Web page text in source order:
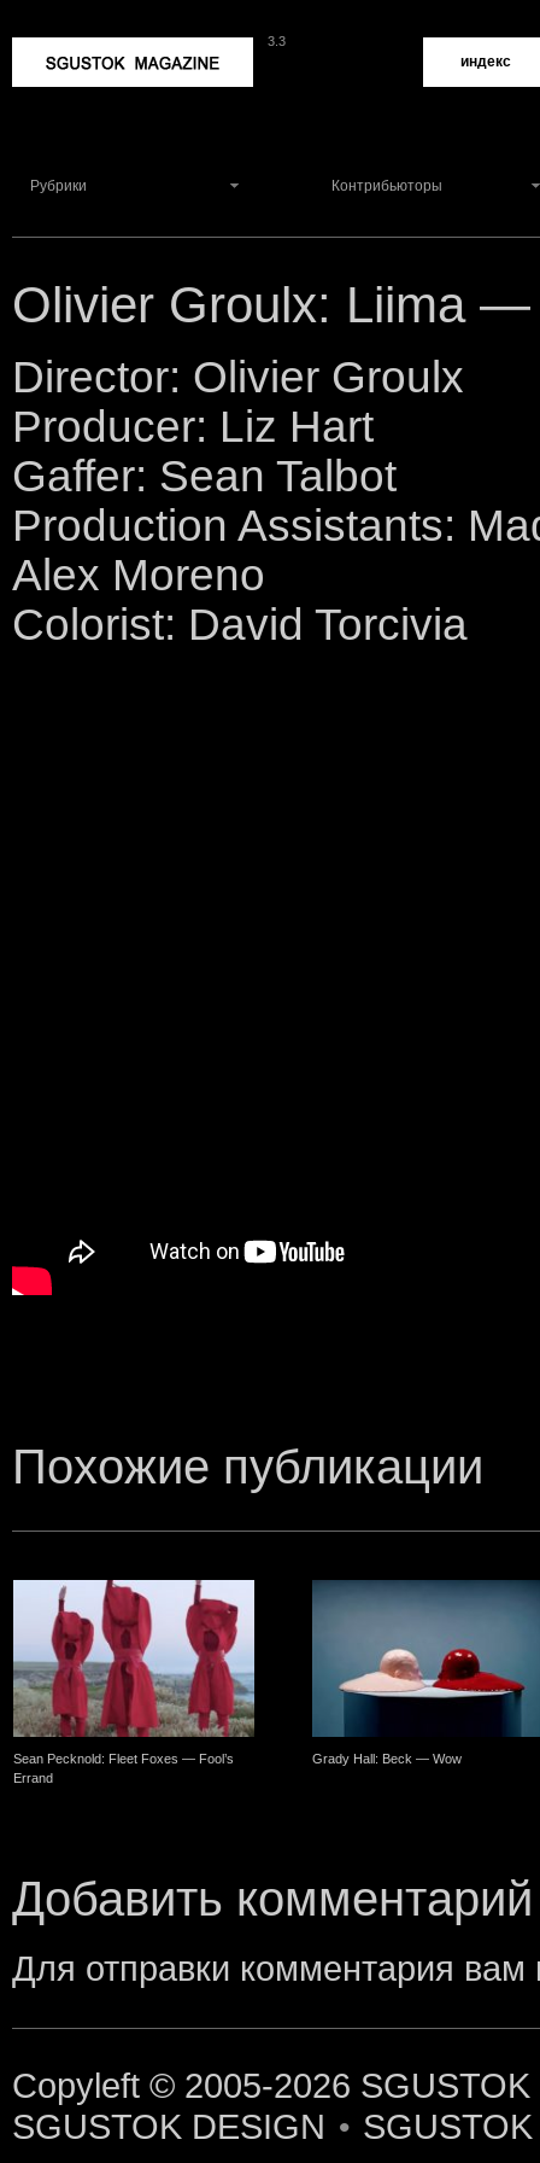
3.3
индекс
Рубрики Контрибьюторы
Olivier Groulx: Liima
Director: Olivier Groulx
Producer: Liz Hart
Gaffer: Sean Talbot
Production Assistants:
Alex Moreno
Colorist: David Torcivia
Похожие публикации
Sean Pecknold: Fleet Foxes — Fool’s
Errand
Grady Hall: Beck — Wow
Добавить комментарий
Для отправки комментария
Copyleft © 2005-2026
SGUSTOK DESIGN •